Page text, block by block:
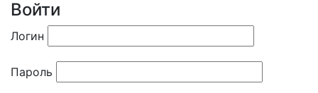
Войти
Логин
Пароль